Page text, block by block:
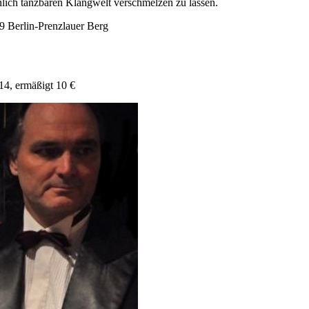
tanzbaren Klangwelt verschmelzen zu lassen.
Berlin-Prenzlauer Berg
ermäßigt 10 €